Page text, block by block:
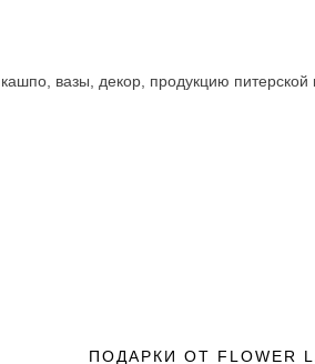
вазы, декор, продукцию питерской
ПОДАРКИ ОТ FLOWER